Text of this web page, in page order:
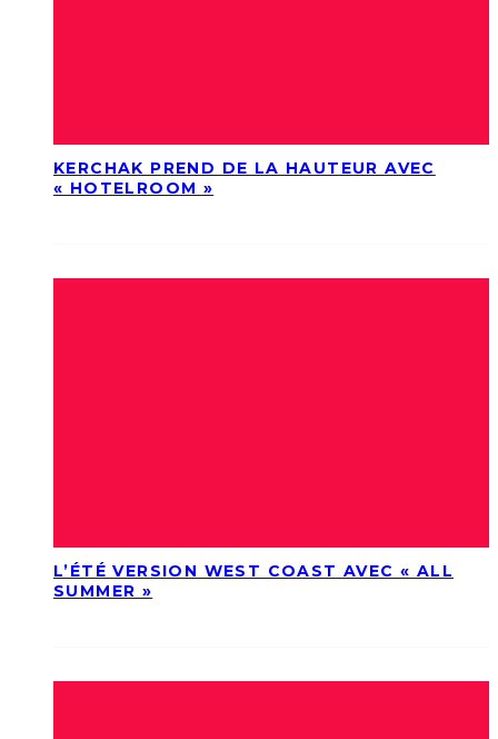
KERCHAK PREND DE LA HAUTEUR AVEC
« HOTELROOM »
L’ÉTÉ VERSION WEST COAST AVEC « ALL
SUMMER »